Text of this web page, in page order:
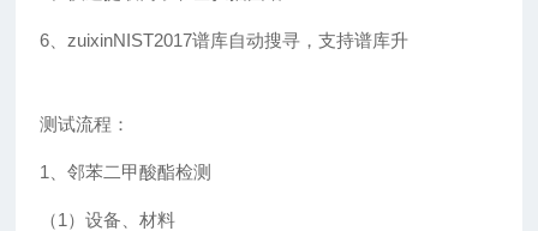
6、zuixinNIST2017谱库自动搜寻，支持谱库升
测试流程：
1、邻苯二甲酸酯检测
（1）设备、材料